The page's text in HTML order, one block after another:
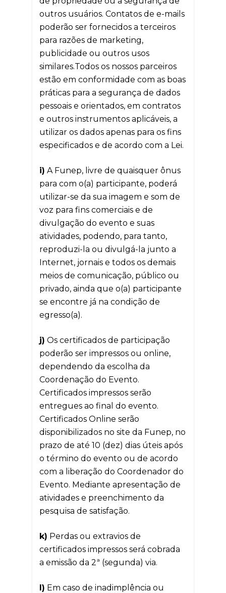
outros usuários. Contatos de e-mails
poderão ser fornecidos a terceiros
para razões de marketing,
publicidade ou outros usos
similares.Todos os nossos parceiros
estão em conformidade com as boas
práticas para a segurança de dados
pessoais e orientados, em contratos
e outros instrumentos aplicáveis, a
utilizar os dados apenas para os fins
especificados e de acordo com a Lei.
i) A Funep, livre de quaisquer ônus
para com o(a) participante, poderá
utilizar-se da sua imagem e som de
voz para fins comerciais e de
divulgação do evento e suas
atividades, podendo, para tanto,
reproduzi-la ou divulgá-la junto a
Internet, jornais e todos os demais
meios de comunicação, público ou
privado, ainda que o(a) participante
se encontre já na condição de
egresso(a).
j) Os certificados de participação
poderão ser impressos ou online,
dependendo da escolha da
Coordenação do Evento.
Certificados impressos serão
entregues ao final do evento.
Certificados Online serão
disponibilizados no site da Funep, no
prazo de até 10 (dez) dias úteis após
o término do evento ou de acordo
com a liberação do Coordenador do
Evento. Mediante apresentação de
atividades e preenchimento da
pesquisa de satisfação.
k) Perdas ou extravios de
certificados impressos será cobrada
a emissão da 2ª (segunda) via.
l) Em caso de inadimplência ou